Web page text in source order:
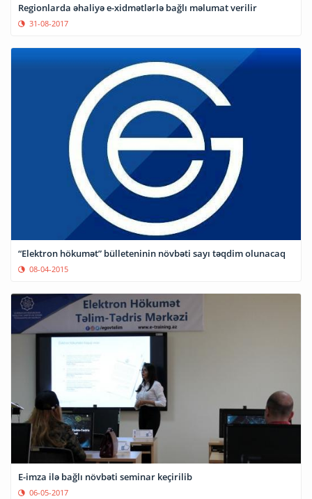
Regionlarda əhaliyə e-xidmətlərlə bağlı məlumat verilir
31-08-2017
“Elektron hökumət” bülleteninin növbəti sayı təqdim olunacaq
08-04-2015
E-imza ilə bağlı növbəti seminar keçirilib
06-05-2017